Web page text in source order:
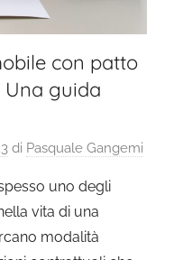
con patto
guida
di Pasquale Gangemi
uno degli
vita di una
modalità